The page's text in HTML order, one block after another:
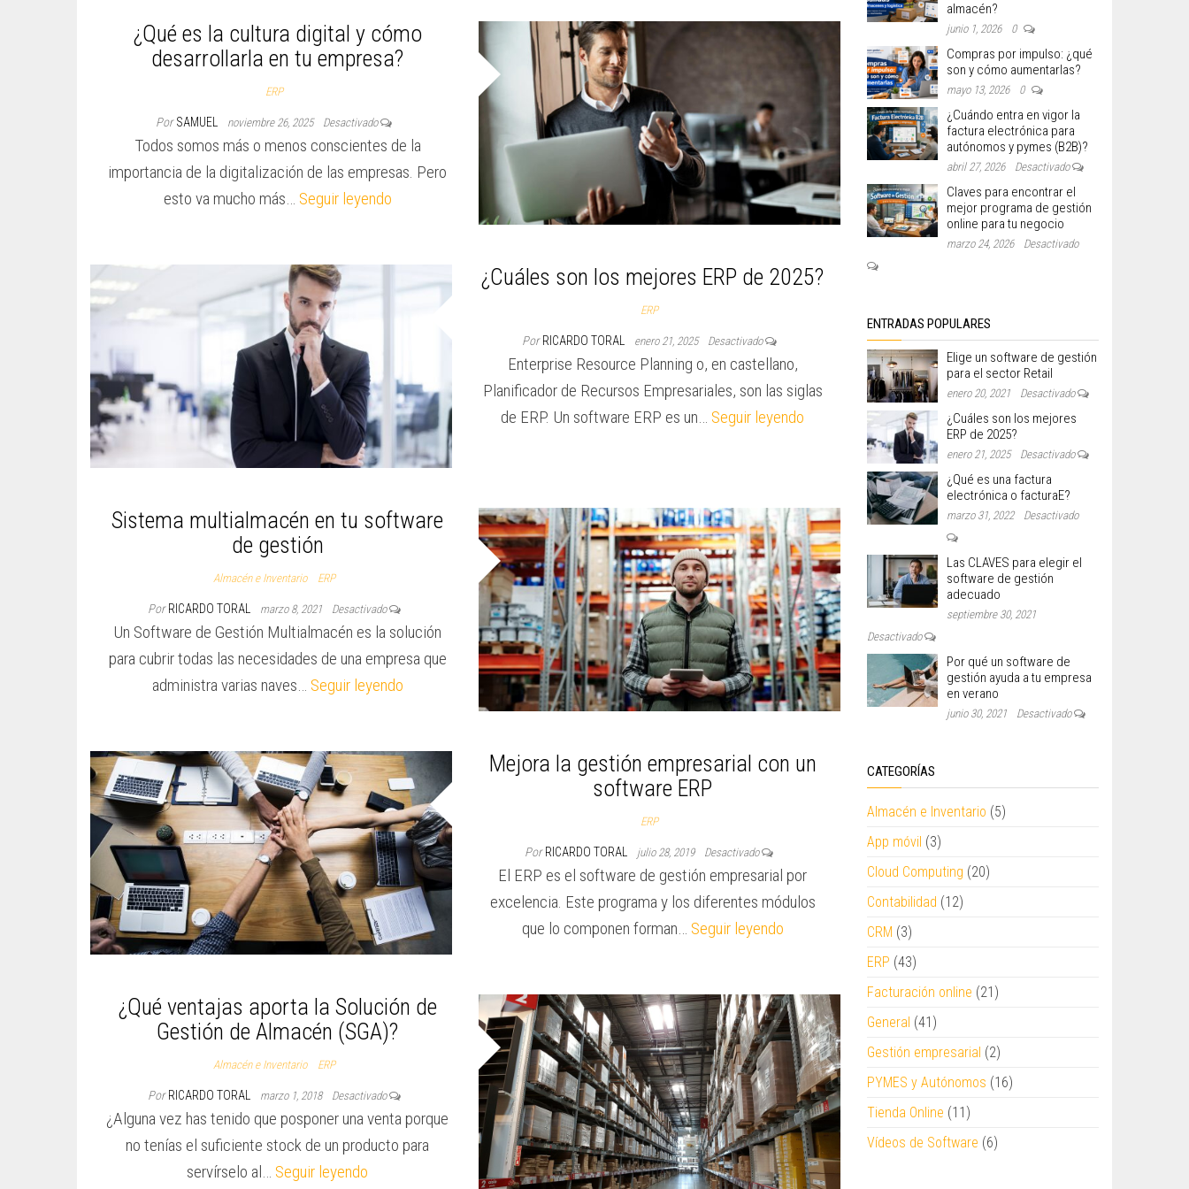
¿Qué es la cultura digital y cómo
desarrollarla en tu empresa?
ERP
Por SAMUEL noviembre 26, 2025 Desactivado
Todos somos más o menos conscientes de la
importancia de la digitalización de las empresas. Pero
esto va mucho más… Seguir leyendo
¿Cuáles son los mejores ERP de 2025?
ERP
Por RICARDO TORAL enero 21, 2025 Desactivado
Enterprise Resource Planning o, en castellano,
Planificador de Recursos Empresariales, son las siglas
de ERP. Un software ERP es un… Seguir leyendo
Sistema multialmacén en tu software
de gestión
Almacén e Inventario ERP
Por RICARDO TORAL marzo 8, 2021 Desactivado
Un Software de Gestión Multialmacén es la solución
para cubrir todas las necesidades de una empresa que
administra varias naves… Seguir leyendo
Mejora la gestión empresarial con un
software ERP
ERP
Por RICARDO TORAL julio 28, 2019 Desactivado
El ERP es el software de gestión empresarial por
excelencia. Este programa y los diferentes módulos
que lo componen forman… Seguir leyendo
¿Qué ventajas aporta la Solución de
Gestión de Almacén (SGA)?
Almacén e Inventario ERP
Por RICARDO TORAL marzo 1, 2018 Desactivado
¿Alguna vez has tenido que posponer una venta porque
no tenías el suficiente stock de un producto para
servírselo al… Seguir leyendo
almacén?
junio 1, 2026 0
Compras por impulso: ¿qué
son y cómo aumentarlas?
mayo 13, 2026 0
¿Cuándo entra en vigor la
factura electrónica para
autónomos y pymes (B2B)?
abril 27, 2026 Desactivado
Claves para encontrar el
mejor programa de gestión
online para tu negocio
marzo 24, 2026 Desactivado
ENTRADAS POPULARES
Elige un software de gestión
para el sector Retail
enero 20, 2021 Desactivado
¿Cuáles son los mejores
ERP de 2025?
enero 21, 2025 Desactivado
¿Qué es una factura
electrónica o facturaE?
marzo 31, 2022 Desactivado
Las CLAVES para elegir el
software de gestión
adecuado
septiembre 30, 2021
Desactivado
Por qué un software de
gestión ayuda a tu empresa
en verano
junio 30, 2021 Desactivado
CATEGORÍAS
Almacén e Inventario (5)
App móvil (3)
Cloud Computing (20)
Contabilidad (12)
CRM (3)
ERP (43)
Facturación online (21)
General (41)
Gestión empresarial (2)
PYMES y Autónomos (16)
Tienda Online (11)
Vídeos de Software (6)